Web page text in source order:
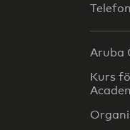
Aruba
Kurs